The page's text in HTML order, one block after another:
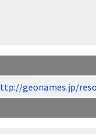
geonames.jp/